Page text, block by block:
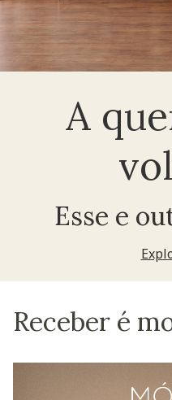
A
Esse e
Receber é